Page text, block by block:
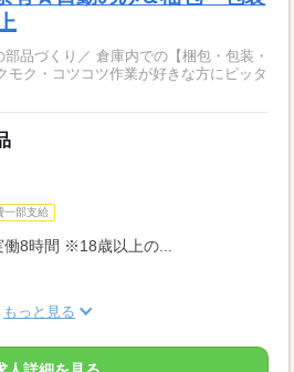
品づくり／ 倉庫内での【梱包・包装・
モク・コツコツ作業が好きな方にピッタ
一部支給
8時間 ※18歳以上の...
もっと見る